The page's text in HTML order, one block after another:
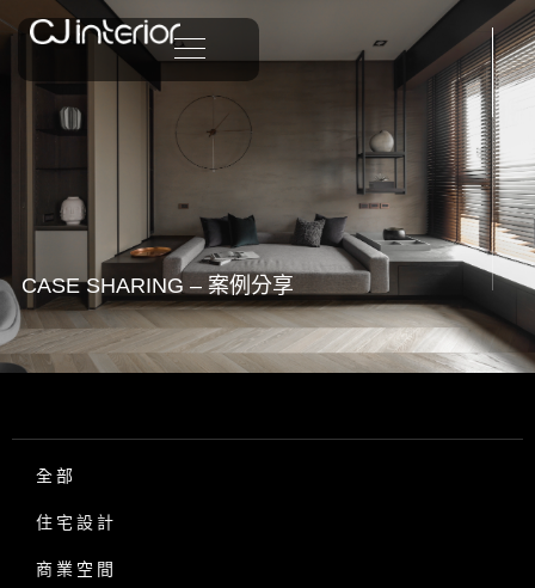
CASE SHARING – 案例分享
全部
住宅設計
商業空間